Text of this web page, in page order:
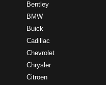
Bentley
BMW
Buick
Cadillac
Chevrolet
Chrysler
Citroen